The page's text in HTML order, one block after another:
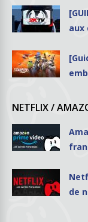
aux
NETFLIX /
de